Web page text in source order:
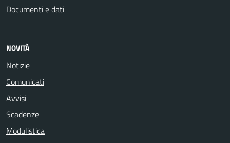
Documenti e dati
NOVITÀ
Notizie
Comunicati
Avvisi
Scadenze
Modulistica